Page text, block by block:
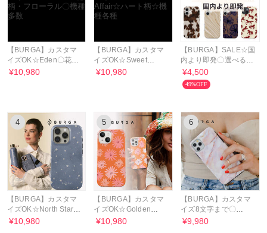
【BURGA】カスタマ
イズOK☆Eden〇花
柄・フローラル〇機種
¥10,980
【BURGA】カスタマ
イズOK☆Sweet
Affair☆ハート柄☆機
¥10,980
【BURGA】SALE☆国
内より即発〇選べる17
シリーズ〇早い者勝ち
¥4,500
49%OFF
4
【BURGA】カスタマ
イズOK☆North Star☆
星・スター柄☆機種豊
¥10,980
5
【BURGA】カスタマ
イズOK☆Golden
Hour☆イラスト花柄〇
¥10,980
6
【BURGA】カスタマ
イズ8文字まで〇
Morning Sunshine☆
¥9,980